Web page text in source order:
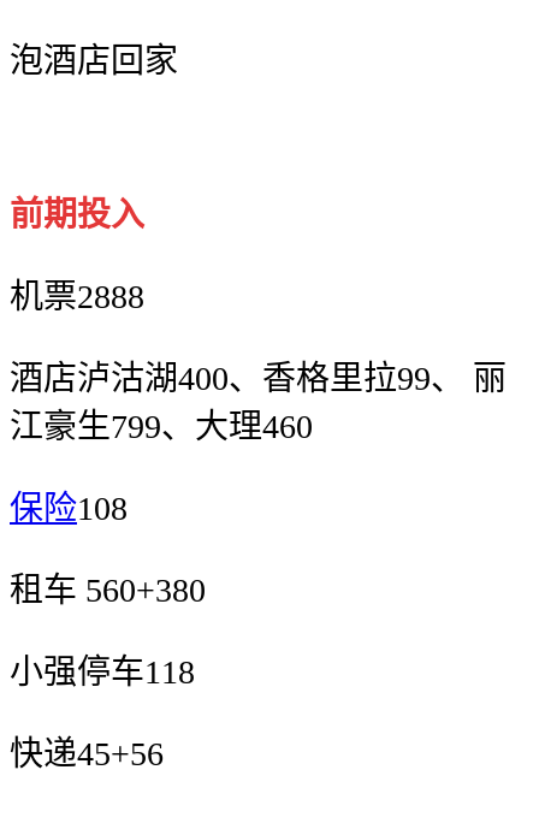
泡酒店回家
前期投入
机票2888
酒店泸沽湖400、香格里拉99、 丽
江豪生799、大理460
保险108
租车 560+380
小强停车118
快递45+56